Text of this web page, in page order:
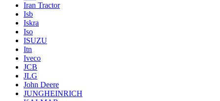
Iran Tractor
Isb
Iskra
Iso
ISUZU
Itn
Iveco
JCB
JLG
John Deere
JUNGHEINRICH